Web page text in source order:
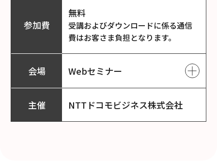
参加費
無料
受講およびダウンロードに係る通信
費はお客さま負担となります。
会場 Webセミナー
オンライン配信を予定しており
主催 NTTドコモビジネス株式会社